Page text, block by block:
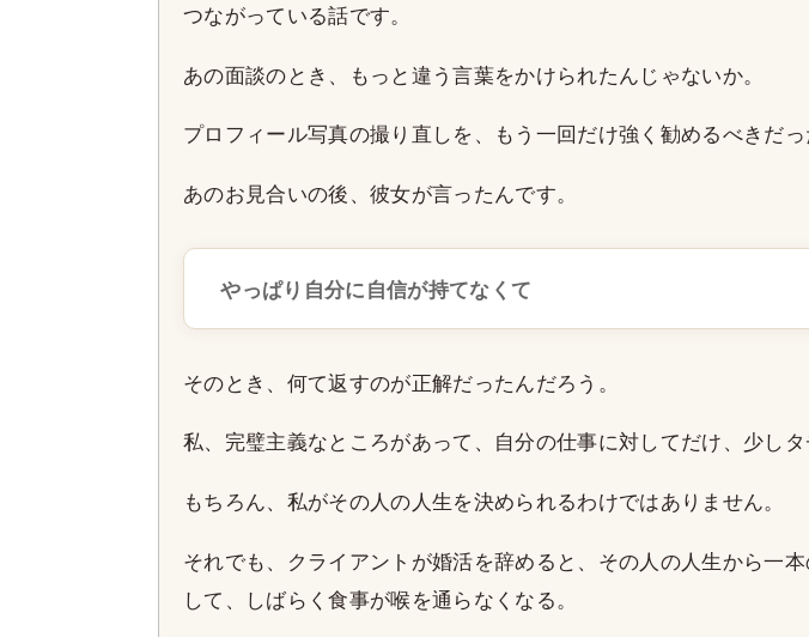
つながっている話です。
あの面談のとき、もっと違う言葉をかけられたんじゃないか。
プロフィール写真の撮り直しを、もう一回だけ強く勧めるべきだっ
あのお見合いの後、彼女が言ったんです。
やっぱり自分に自信が持てなくて
そのとき、何て返すのが正解だったんだろう。
私、完璧主義なところがあって、自分の仕事に対してだけ、少しタ
もちろん、私がその人の人生を決められるわけではありません。
それでも、クライアントが婚活を辞めると、その人の人生から一
して、しばらく食事が喉を通らなくなる。